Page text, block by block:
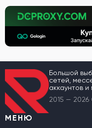
Большой
сетей,
аккаунтов
2015 —
МЕНЮ